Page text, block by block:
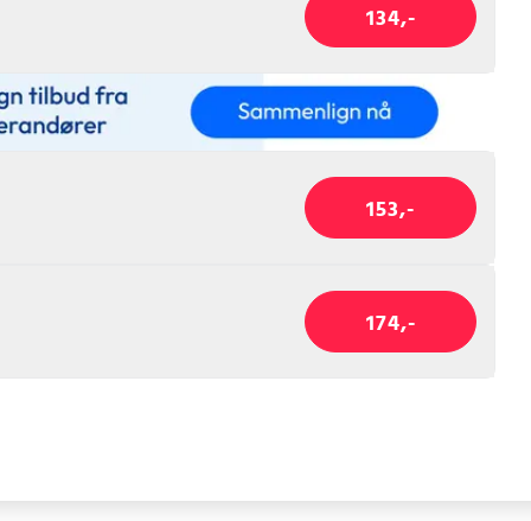
134,-
153,-
174,-